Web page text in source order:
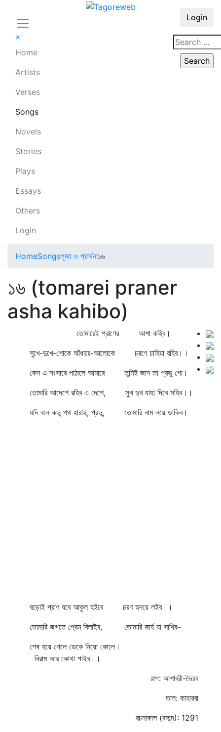
×
Home
Artists
Verses
Songs
Novels
Stories
Plays
Essays
Others
Login
Login
HomeSongsপূজা ও প্রার্থনা১৬
১৬ (tomarei praner
asha kahibo)
তোমারেই প্রাণের আশা কহিব।
সুখে-দুখে-শোকে আঁধারে-আলোকে চরণে চাহিয়া রহিব।।
কেন এ সংসারে পাঠালে আমারে তুমিই জান তা প্রভু গো।
তোমারি আদেশে রহিব এ দেশে, সুখ দুখ যাহা দিবে সহিব।।
যদি বনে কভু পথ হারাই, প্রভু, তোমারি নাম লয়ে ডাকিব।
বড়োই প্রাণ যবে আকুল হইবে চরণ হৃদয়ে লইব।।
তোমারি জগতে প্রেম বিলাইব, তোমারি কার্য যা সাধিব–
শেষ হয়ে গেলে ডেকে নিয়ো কোলে।
বিরাম আর কোথা পাইব।।
রাগ: আশাবরী-ভৈরব
তাল: কাহারবা
রচনাকাল (বঙ্গাব্দ): 1291